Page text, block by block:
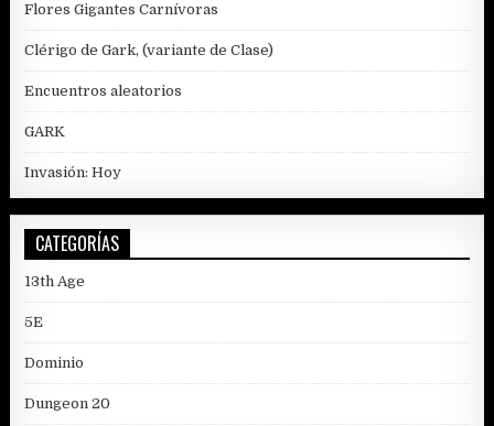
Flores Gigantes Carnívoras
Clérigo de Gark, (variante de Clase)
Encuentros aleatorios
GARK
Invasión: Hoy
CATEGORÍAS
13th Age
5E
Dominio
Dungeon 20